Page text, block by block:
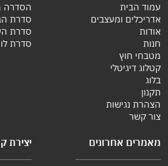
עמוד הבית
אדריכלים ומעצבים
אודות
חנות
מטבחי חוץ
קטלוג דיגיטלי
בלוג
תקנון
הצהרת נגישות
צור קשר
הסדרה
סדרת
סדרת
סדרת
מאמרים אחרונים יצירת